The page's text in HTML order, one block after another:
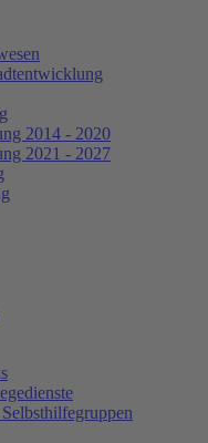
2014 - 2020
2021 - 2027